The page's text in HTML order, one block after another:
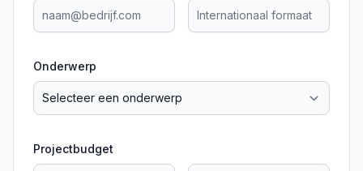
Onderwerp
Projectbudget